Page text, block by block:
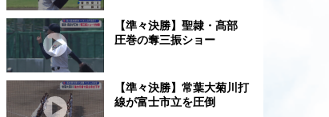
【準々決勝】聖隷・髙部
圧巻の奪三振ショー
【準々決勝】常葉大菊川打
線が富士市立を圧倒